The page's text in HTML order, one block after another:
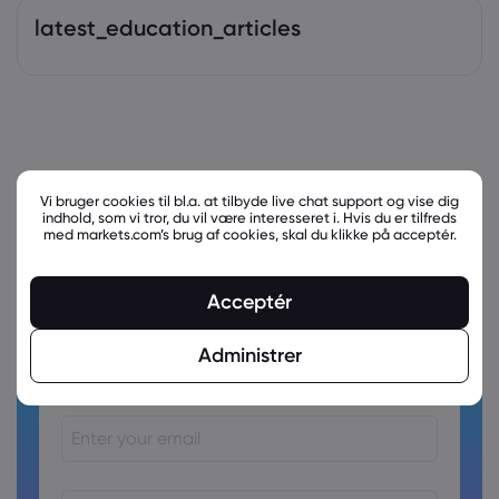
latest_education_articles
Ready to trade?
Vi bruger cookies til bl.a. at tilbyde live chat support og vise dig
indhold, som vi tror, du vil være interesseret i. Hvis du er tilfreds
med markets.com’s brug af cookies, skal du klikke på acceptér.
Acceptér
Administrer